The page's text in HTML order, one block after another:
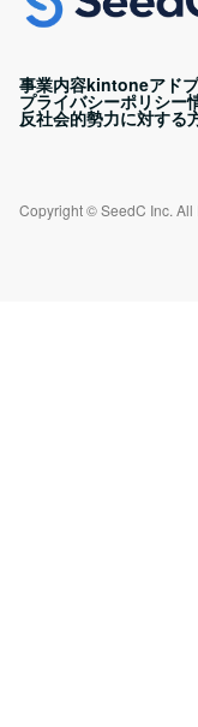
事業内容kintoneアド
プライバシーポリシー
反社会的勢力に対する
Copyright © SeedC Inc. All